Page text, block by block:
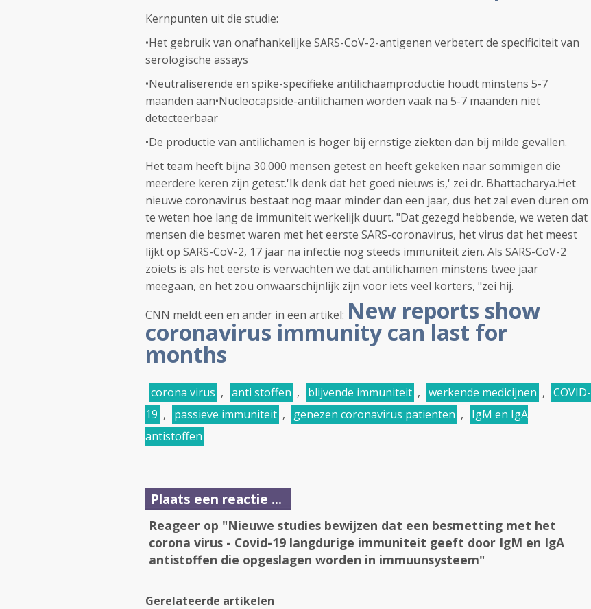
Kernpunten uit die studie:
•Het gebruik van onafhankelijke SARS-CoV-2-antigenen verbetert de specificiteit van
serologische assays
•Neutraliserende en spike-specifieke antilichaamproductie houdt minstens 5-7
maanden aan•Nucleocapside-antilichamen worden vaak na 5-7 maanden niet
detecteerbaar
•De productie van antilichamen is hoger bij ernstige ziekten dan bij milde gevallen.
Het team heeft bijna 30.000 mensen getest en heeft gekeken naar sommigen die
meerdere keren zijn getest.'Ik denk dat het goed nieuws is,' zei dr. Bhattacharya.Het
nieuwe coronavirus bestaat nog maar minder dan een jaar, dus het zal even duren om
te weten hoe lang de immuniteit werkelijk duurt. "Dat gezegd hebbende, we weten dat
mensen die besmet waren met het eerste SARS-coronavirus, het virus dat het meest
lijkt op SARS-CoV-2, 17 jaar na infectie nog steeds immuniteit zien. Als SARS-CoV-2
zoiets is als het eerste is verwachten we dat antilichamen minstens twee jaar
meegaan, en het zou onwaarschijnlijk zijn voor iets veel korters, "zei hij.
CNN meldt een en ander in een artikel: New reports show
coronavirus immunity can last for
months
corona virus , anti stoffen , blijvende immuniteit , werkende medicijnen , COVID-
19 , passieve immuniteit , genezen coronavirus patienten ,
IgM en IgA
antistoffen
Plaats een reactie ...
Reageer op "Nieuwe studies bewijzen dat een besmetting met het
corona virus - Covid-19 langdurige immuniteit geeft door IgM en IgA
antistoffen die opgeslagen worden in immuunsysteem"
Gerelateerde artikelen